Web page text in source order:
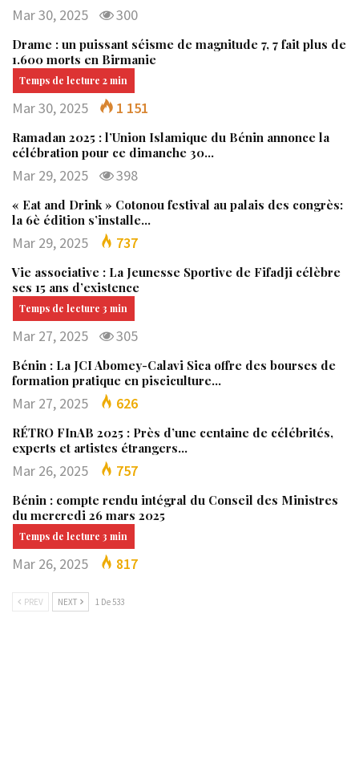
Mar 30, 2025 300
Drame : un puissant séisme de magnitude 7, 7 fait plus de
1.600 morts en Birmanie
Mar 30, 2025 1 151
Ramadan 2025 : l’Union Islamique du Bénin annonce la
célébration pour ce dimanche 30…
Mar 29, 2025 398
« Eat and Drink » Cotonou festival au palais des congrès:
la 6è édition s’installe…
Mar 29, 2025 737
Vie associative : La Jeunesse Sportive de Fifadji célèbre
ses 15 ans d’existence
Mar 27, 2025 305
Bénin : La JCI Abomey-Calavi Sica offre des bourses de
formation pratique en pisciculture…
Mar 27, 2025 626
RÉTRO FInAB 2025 : Près d’une centaine de célébrités,
experts et artistes étrangers…
Mar 26, 2025 757
Bénin : compte rendu intégral du Conseil des Ministres
du mercredi 26 mars 2025
Mar 26, 2025 817
PREV NEXT 1 De 533